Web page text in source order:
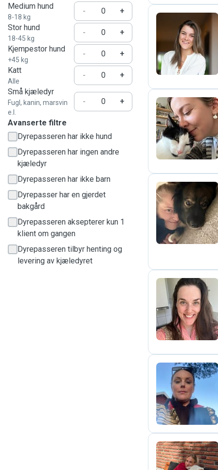
Medium hund
8-18 kg
-
+
Stor hund
18-45 kg
-
+
Kjempestor hund
+45 kg
-
+
Katt
Alle
-
+
Små kjæledyr
Fugl, kanin, marsvin
e.l.
- +
Avanserte filtre
Dyrepasseren har ikke hund
Dyrepasseren har ingen andre
kjæledyr
Dyrepasseren har ikke barn
Dyrepasser har en gjerdet
bakgård
Dyrepasseren aksepterer kun 1
klient om gangen
Dyrepasseren tilbyr henting og
levering av kjæledyret
J
A
M
H
L